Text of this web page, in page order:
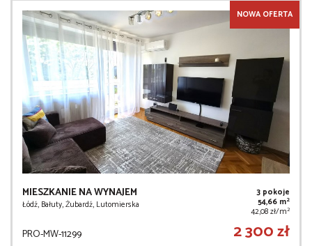
NOWA OFERTA
MIESZKANIE NA WYNAJEM
Łódź, Bałuty, Żubardź, Lutomierska
3 pokoje
54,66 m2
42,08 zł/m2
PRO-MW-11299 2 300 zł